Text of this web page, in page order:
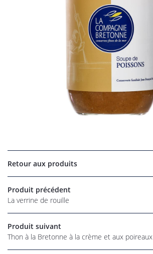
Accueil
Épicerie
Retour aux produits
Produit précédent
La verrine de rouille
Produit suivant
Thon à la Bretonne à la crème et aux poireaux